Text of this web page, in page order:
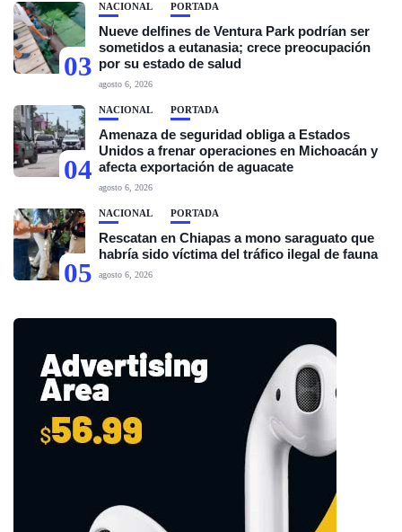
03
NACIONAL PORTADA
Nueve delfines de Ventura Park podrían ser
sometidos a eutanasia; crece preocupación
por su estado de salud
agosto 6, 2026
04
NACIONAL PORTADA
Amenaza de seguridad obliga a Estados
Unidos a frenar operaciones en Michoacán y
afecta exportación de aguacate
agosto 6, 2026
05
NACIONAL PORTADA
Rescatan en Chiapas a mono saraguato que
habría sido víctima del tráfico ilegal de fauna
agosto 6, 2026